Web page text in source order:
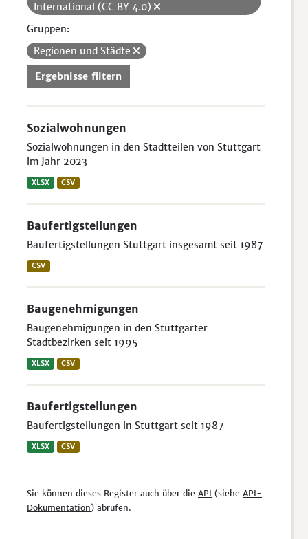
International (CC BY 4.0)
Gruppen:
Regionen und Städte
Ergebnisse filtern
Sozialwohnungen
Sozialwohnungen in den Stadtteilen von Stuttgart
im Jahr 2023
XLSX CSV
Baufertigstellungen
Baufertigstellungen Stuttgart insgesamt seit 1987
CSV
Baugenehmigungen
Baugenehmigungen in den Stuttgarter
Stadtbezirken seit 1995
XLSX CSV
Baufertigstellungen
Baufertigstellungen in Stuttgart seit 1987
XLSX CSV
Sie können dieses Register auch über die API (siehe API-
Dokumentation) abrufen.